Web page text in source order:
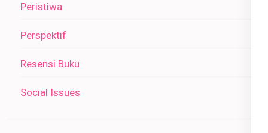
Peristiwa
Perspektif
Resensi Buku
Social Issues